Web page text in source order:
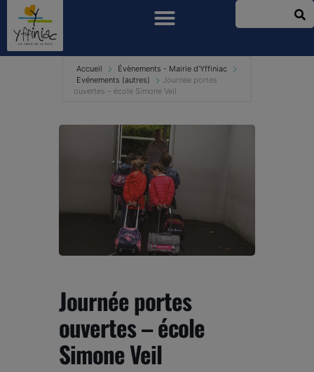
Accueil
Évènements - Mairie d'Yffiniac
Evénements (autres)
Journée portes
ouvertes – école Simone Veil
Journée portes
ouvertes – école
Simone Veil